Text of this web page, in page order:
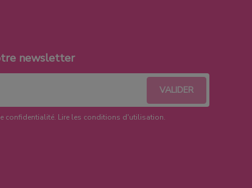
newsletter
confidentialité. Lire les conditions d'utilisation.